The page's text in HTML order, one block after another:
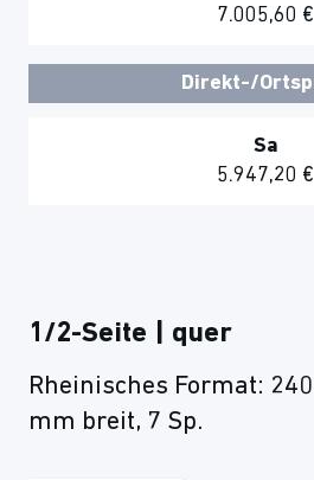
7.005,60 €
Direkt-/
Sa
5.947,20 €
1/2-Seite | quer
Rheinisches Format:
mm breit, 7 Sp.